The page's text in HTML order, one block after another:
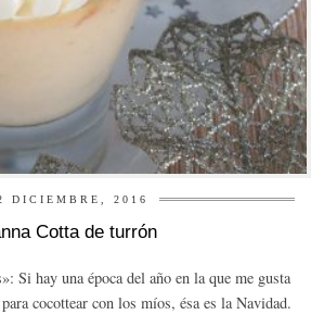
DICIEMBRE, 2016
Cotta de turrón
Si hay una época del año en la que me gusta
cocottear con los míos, ésa es la Navidad.